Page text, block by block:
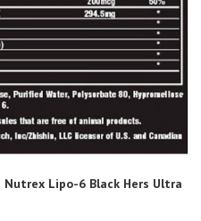
Lipo-6 Black Hers Ultra